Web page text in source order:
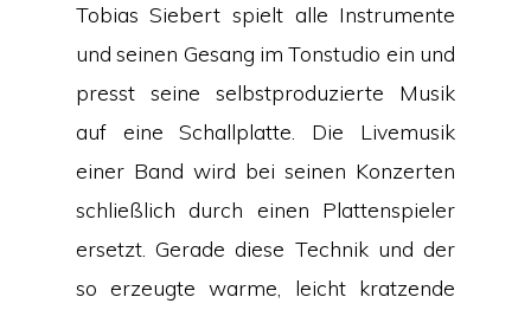
Tobias Siebert spielt alle Instrumente
und seinen Gesang im Tonstudio ein und
presst seine selbstproduzierte Musik
auf eine Schallplatte. Die Livemusik
einer Band wird bei seinen Konzerten
schließlich durch einen Plattenspieler
ersetzt. Gerade diese Technik und der
so erzeugte warme, leicht kratzende